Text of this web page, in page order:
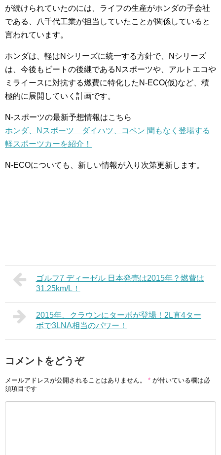
が続けられていたのには、ライフの生産がホンダの子会社
である、八千代工業が担当していたことが関係していると
言われています。
ホンダは、軽はNシリーズに統一する方針で、Nシリーズ
は、今後もビートの後継であるNスポーツや、アルトエコや
ミライースに対抗する燃費に特化したN-ECO(仮)など、積
極的に展開していく計画です。
N-スポーツの最新予想情報はこちら
ホンダ、Nスポーツ ダイハツ、コペン 間もなく登場する
軽スポーツカーを紹介！
N-ECOについても、新しい情報が入り次第更新します。
ゴルフ7 ディーゼル 日本発売は2015年？燃費は
31.25km/L！
2015年、クラウンにターボが登場！2L直4ター
ボで3LNA相当のパワー！
コメントをどうぞ
メールアドレスが公開されることはありません。 * が付いている欄は必
須項目です